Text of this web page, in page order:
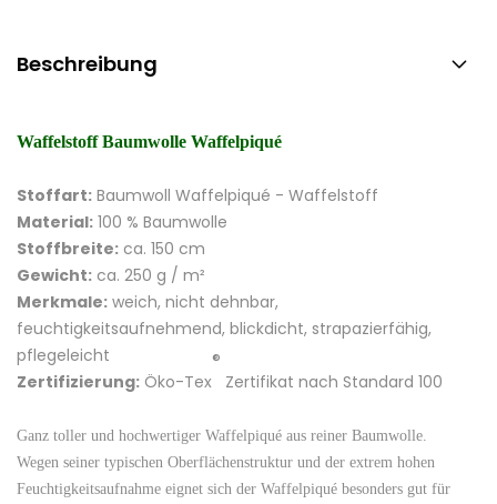
Beschreibung
Waffelstoff Baumwolle Waffelpiqué
Stoffart: Baumwoll Waffelpiqué - Waffelstoff
Material: 100 % Baumwolle
Stoffbreite: ca. 150 cm
Gewicht: ca. 250 g / m²
Merkmale: weich, nicht dehnbar,
feuchtigkeitsaufnehmend, blickdicht, strapazierfähig,
pflegeleicht
Zertifizierung: Öko-Tex
®
Zertifikat nach Standard 100
Ganz toller und hochwertiger Waffelpiqué aus reiner Baumwolle.
Wegen seiner typischen Oberflächenstruktur und der extrem hohen
Feuchtigkeitsaufnahme eignet sich der Waffelpiqué besonders gut für